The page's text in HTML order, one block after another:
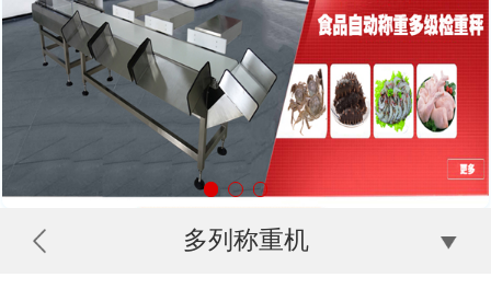
多列称重机